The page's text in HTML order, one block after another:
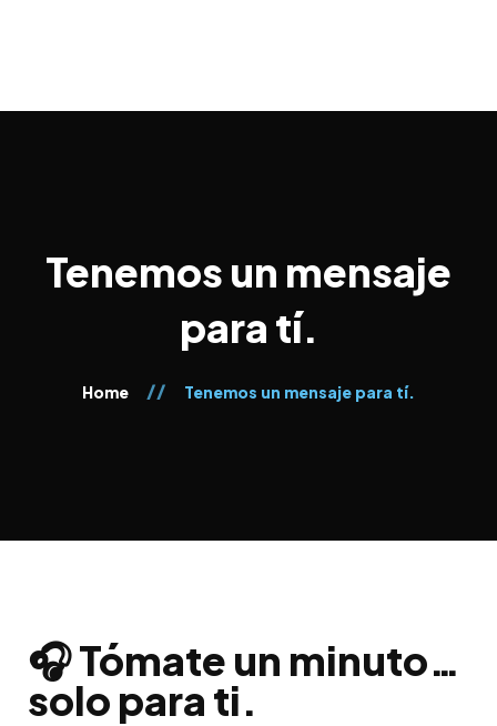
Tenemos un mensaje
para tí.
Home Tenemos un mensaje para tí.
🎧 Tómate un minuto…
solo para ti.